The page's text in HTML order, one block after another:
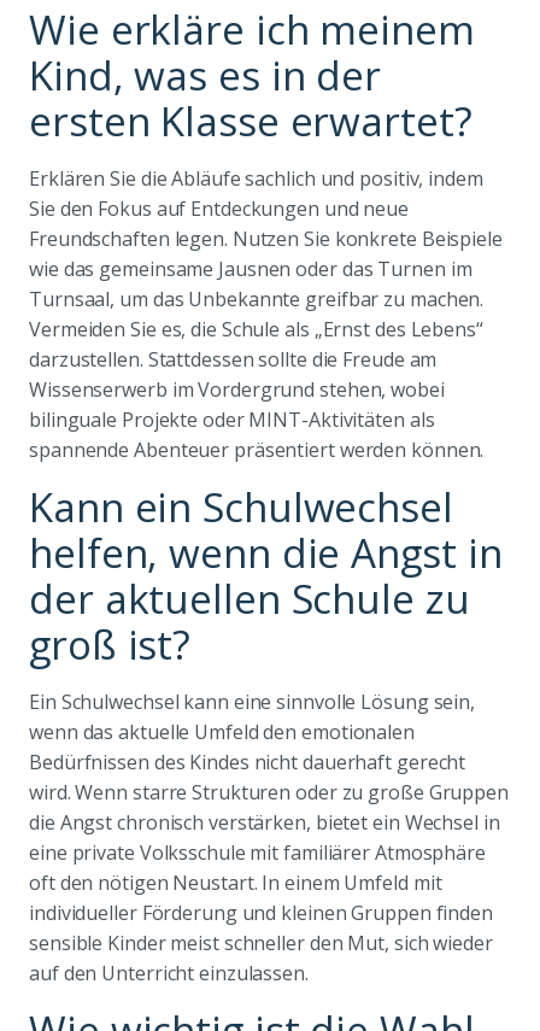
Wie erkläre ich meinem
Kind, was es in der
ersten Klasse erwartet?
Erklären Sie die Abläufe sachlich und positiv, indem
Sie den Fokus auf Entdeckungen und neue
Freundschaften legen. Nutzen Sie konkrete Beispiele
wie das gemeinsame Jausnen oder das Turnen im
Turnsaal, um das Unbekannte greifbar zu machen.
Vermeiden Sie es, die Schule als „Ernst des Lebens“
darzustellen. Stattdessen sollte die Freude am
Wissenserwerb im Vordergrund stehen, wobei
bilinguale Projekte oder MINT-Aktivitäten als
spannende Abenteuer präsentiert werden können.
Kann ein Schulwechsel
helfen, wenn die Angst in
der aktuellen Schule zu
groß ist?
Ein Schulwechsel kann eine sinnvolle Lösung sein,
wenn das aktuelle Umfeld den emotionalen
Bedürfnissen des Kindes nicht dauerhaft gerecht
wird. Wenn starre Strukturen oder zu große Gruppen
die Angst chronisch verstärken, bietet ein Wechsel in
eine private Volksschule mit familiärer Atmosphäre
oft den nötigen Neustart. In einem Umfeld mit
individueller Förderung und kleinen Gruppen finden
sensible Kinder meist schneller den Mut, sich wieder
auf den Unterricht einzulassen.